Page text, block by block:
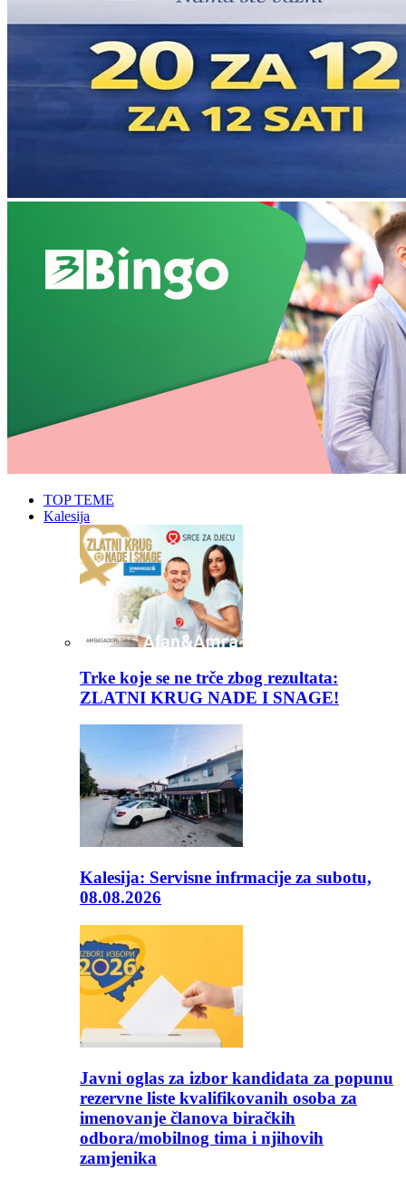
TOP TEME
Kalesija
Trke koje se ne trče zbog rezultata:
ZLATNI KRUG NADE I SNAGE!
Kalesija: Servisne infrmacije za subotu,
08.08.2026
Javni oglas za izbor kandidata za popunu
rezervne liste kvalifikovanih osoba za
imenovanje članova biračkih
odbora/mobilnog tima i njihovih
zamjenika